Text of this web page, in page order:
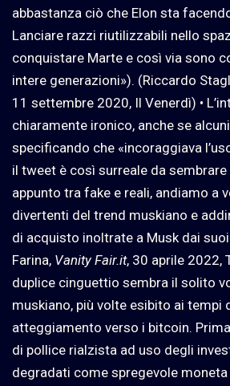
abbastanza ciò che Elon sta
Lanciare razzi riutilizzabili nello
conquistare Marte e così via sono
intere generazioni»). (Riccardo
11 settembre 2020, Il Venerdì) •
chiaramente ironico, anche se
specificando che «incoraggiava
il tweet è così surreale da sembrare
appunto tra fake e reali, andiamo a
divertenti del trend muskiano e
di acquisto inoltrate a Musk dai
Farina, Vanity Fair.it, 30 aprile 2022,
duplice cinguettio sembra il solito
muskiano, più volte esibito ai tempi
atteggiamento verso i bitcoin.
di pollice rialzista ad uso degli
degradati come spregevole